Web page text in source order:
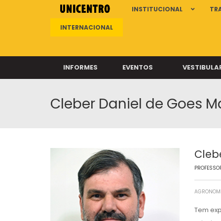
INSTITUCIONAL
INTERNACIONAL
INFORMES EVENTOS
Cleber Daniel de Goes
Tem